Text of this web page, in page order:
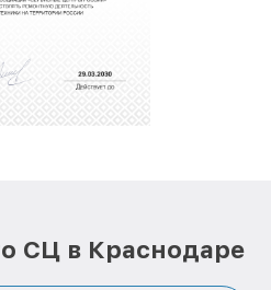
и бесплатно.
и обрели отличную
совершенствуемся и
СЦ в Краснодаре